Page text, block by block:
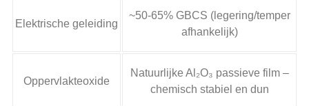
Elektrische geleiding
~50-65% GBCS (legering/temper
afhankelijk)
Oppervlakteoxide
Natuurlijke Al₂O₃ passieve film –
chemisch stabiel en dun